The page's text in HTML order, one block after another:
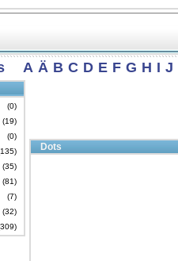
A Ä B C D E F G H I J
(0)
(19)
(0)
(35)
(81)
(7)
(32)
Dots